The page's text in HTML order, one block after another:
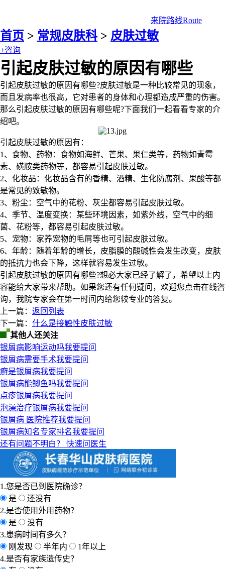
来院路线Route
首页 > 常规皮肤科> 皮肤过敏
+咨询
引起皮肤过敏的原因有哪些
引起皮肤过敏的原因有哪些?皮肤过敏是一种比较常见的现象，
而且发病率也很高，它对患者的身体和心理都造成严重的伤害。
那么引起皮肤过敏的原因有哪些呢?下面我们一起看看专家的介
绍吧。
引起皮肤过敏的原因有：
1、食物、药物：食物如海鲜、芒果、果仁类等，药物如青霉
素、磺胺类药物等，都容易引起皮肤过敏。
2、化妆品：化妆品含有的香精、酒精、生化防腐剂、果酸等都
是常见的致敏物。
3、粉尘：空气中的花粉、灰尘都容易引起皮肤过敏。
4、季节、温度变换：某些环境因素，如紫外线，空气中的细
菌、花粉等，都容易引起皮肤过敏。
5、宠物：家养宠物的毛屑等也可引起皮肤过敏。
6、年龄：随着年龄的增长，皮脂膜的酸碱性会发生改变，皮肤
的抵抗力也会下降，这样就容易发生过敏。
引起皮肤过敏的原因有哪些?想必大家已经了解了，希望以上内
容能给大家带来帮助。如果您还有任何疑问，欢迎您点击在线咨
询，我院专家会在第一时间内给您较专业的答复。
上一篇： 返回列表
下一篇： 什么是接触性皮肤过敏
其他人还关注
银屑病影响运动吗我要提问
银屑病需要手术我要提问
癣是银屑病我要提问
银屑病能鲫鱼吗我要提问
点疹银屑病我要提问
泡澡治疗银屑病我要提问
银屑病 医院推荐我要提问
银屑病知名专家排名我要提问
还有问题不明白？
快速问医生
1.您是否已到医院确诊？
是
还没有
2.是否使用外用药物？
是
没有
3.患病时间有多久？
刚发现
半年内
1年以上
4.是否有家族遗传史？